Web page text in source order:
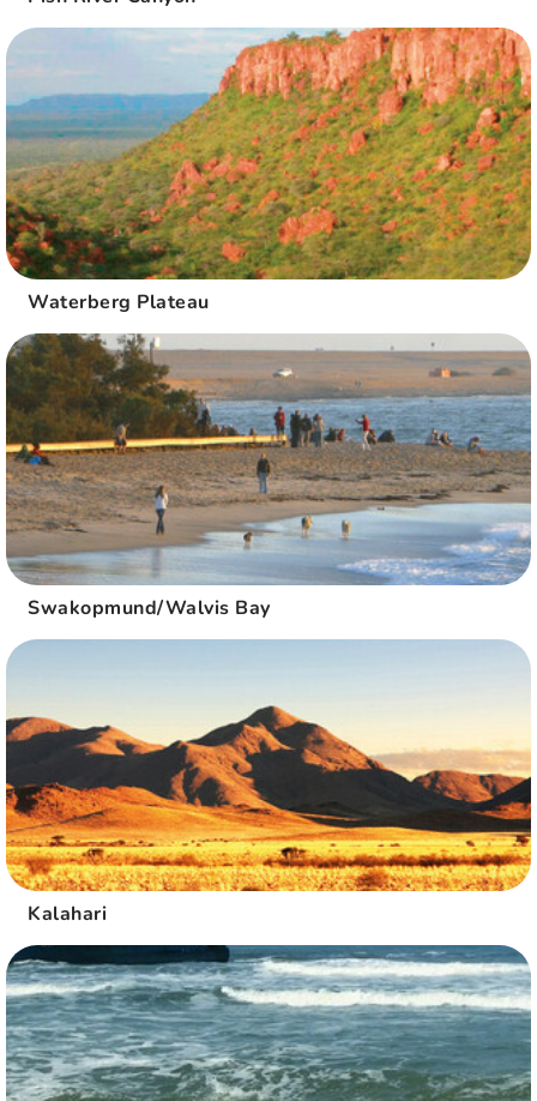
Waterberg Plateau
Swakopmund/Walvis Bay
Kalahari